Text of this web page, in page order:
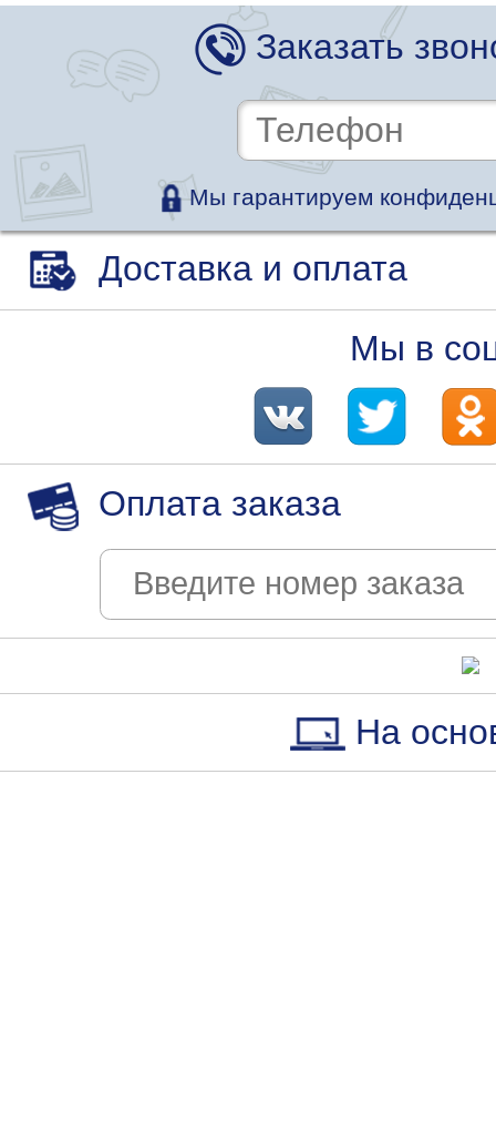
Заказать
Мы гарантируем
Доставка и оплата
Мы в
Оплата заказа
На